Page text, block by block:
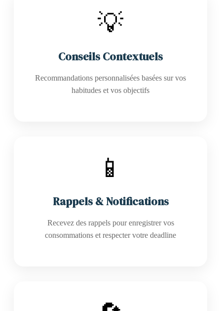
💡
Conseils Contextuels
Recommandations personnalisées basées sur vos
habitudes et vos objectifs
📱
Rappels & Notifications
Recevez des rappels pour enregistrer vos
consommations et respecter votre deadline